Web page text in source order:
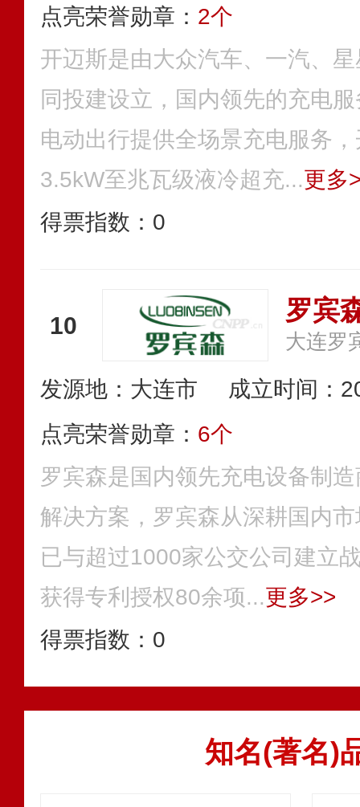
点亮荣誉勋章： 2个
开迈斯是由大众汽车、一汽、
同投建设立，国内领先的充电
电动出行提供全场景充电服务
3.5kW至兆瓦级液冷超充...更多
得票指数： 0
10 罗宾
大连罗
发源地：大连市
成立时间：
点亮荣誉勋章： 6个
罗宾森是国内领先充电设备制
解决方案，罗宾森从深耕国内
已与超过1000家公交公司建立
获得专利授权80余项...更多>>
得票指数： 0
知名(著名)